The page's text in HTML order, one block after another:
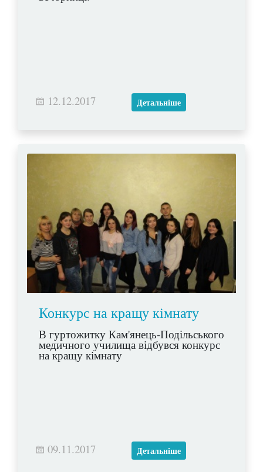
12.12.2017 Детальніше
Конкурс на кращу кімнату
В гуртожитку Кам'янець-Подільського
медичного училища відбувся конкурс
на кращу кімнату
09.11.2017 Детальніше